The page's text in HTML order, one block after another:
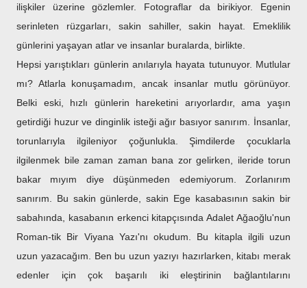
ilişkiler üzerine gözlemler. Fotograflar da birikiyor. Egenin
serinleten rüzgarları, sakin sahiller, sakin hayat. Emeklilik
günlerini yaşayan atlar ve insanlar buralarda, birlikte.
Hepsi yarıştıkları günlerin anılarıyla hayata tutunuyor. Mutlular
mı? Atlarla konuşamadım, ancak insanlar mutlu görünüyor.
Belki eski, hızlı günlerin hareketini arıyorlardır, ama yaşın
getirdiği huzur ve dinginlik isteği ağır basıyor sanırım. İnsanlar,
torunlarıyla ilgileniyor çoğunlukla. Şimdilerde çocuklarla
ilgilenmek bile zaman zaman bana zor gelirken, ileride torun
bakar mıyım diye düşünmeden edemiyorum. Zorlanırım
sanırım. Bu sakin günlerde, sakin Ege kasabasının sakin bir
sabahında, kasabanın erkenci kitapçısında Adalet Ağaoğlu'nun
Roman-tik Bir Viyana Yazı'nı okudum. Bu kitapla ilgili uzun
uzun yazacağım. Ben bu uzun yazıyı hazırlarken, kitabı merak
edenler için çok başarılı iki eleştirinin bağlantılarını